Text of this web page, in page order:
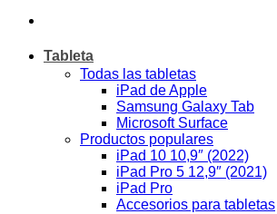
Tableta
Todas las tabletas
iPad de Apple
Samsung Galaxy Tab
Microsoft Surface
Productos populares
iPad 10 10,9″ (2022)
iPad Pro 5 12,9″ (2021)
iPad Pro
Accesorios para tabletas